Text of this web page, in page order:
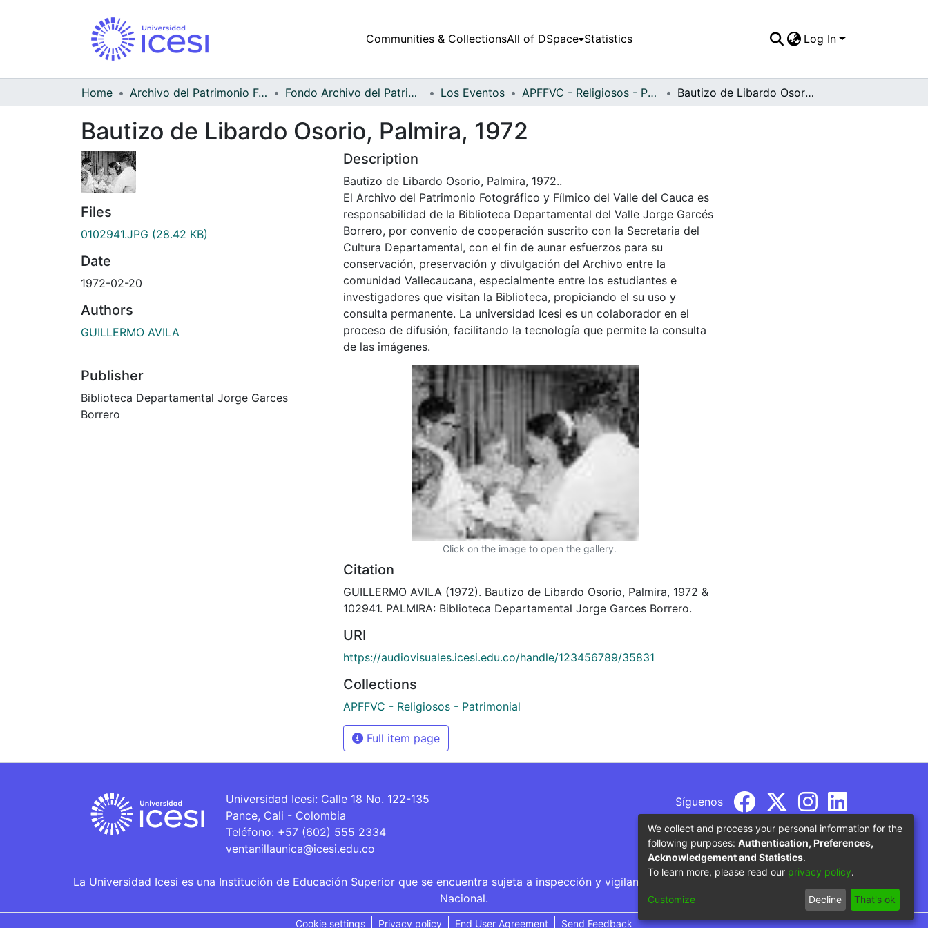
Communities & CollectionsAll of DSpace Statistics Log In
Home Archivo del Patrimonio Fotográfico y Fílmico del Valle del Cauca Fondo Archivo del Patrimonio Fotográfico y Fílmico del Valle del Cauca Los Eventos APFFVC - Religiosos - Patrimonial Bautizo de Libardo Osorio, Palmira, 1972
Bautizo de Libardo Osorio, Palmira, 1972
Files
0102941.JPG (28.42 KB)
Date
1972-02-20
Authors
GUILLERMO AVILA
Publisher
Biblioteca Departamental Jorge Garces
Borrero
Description
Bautizo de Libardo Osorio, Palmira, 1972..
El Archivo del Patrimonio Fotográfico y Fílmico del Valle del Cauca es
responsabilidad de la Biblioteca Departamental del Valle Jorge Garcés
Borrero, por convenio de cooperación suscrito con la Secretaria del
Cultura Departamental, con el fin de aunar esfuerzos para su
conservación, preservación y divulgación del Archivo entre la
comunidad Vallecaucana, especialmente entre los estudiantes e
investigadores que visitan la Biblioteca, propiciando el su uso y
consulta permanente. La universidad Icesi es un colaborador en el
proceso de difusión, facilitando la tecnología que permite la consulta
de las imágenes.
Click on the image to open the gallery.
Citation
GUILLERMO AVILA (1972). Bautizo de Libardo Osorio, Palmira, 1972 &
102941. PALMIRA: Biblioteca Departamental Jorge Garces Borrero.
URI
https://audiovisuales.icesi.edu.co/handle/123456789/35831
Collections
APFFVC - Religiosos - Patrimonial
Full item page
Universidad Icesi: Calle 18 No. 122-135
Pance, Cali - Colombia
Teléfono: +57 (602) 555 2334
ventanillaunica@icesi.edu.co
Síguenos
La Universidad Icesi es una Institución de Educación Superior que se encuentra sujeta a inspección y vigilancia por parte del Ministerio de Educación
Nacional.
Cookie settings Privacy policy End User Agreement Send Feedback
We collect and process your personal information for the
following purposes: Authentication, Preferences,
Acknowledgement and Statistics.
To learn more, please read our privacy policy.
Customize Decline That's ok